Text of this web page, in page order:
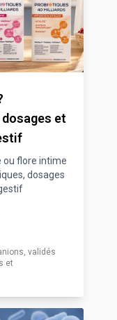
et
ou flore intime
dosages
validés
et